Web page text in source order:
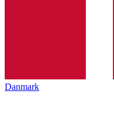
Danmark